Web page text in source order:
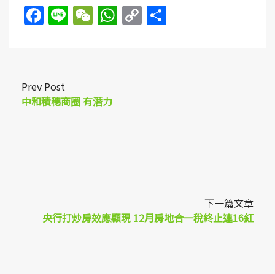
Facebook
LineWeChat
WhatsApp
Copy
Link
Prev Post
中和積穗商圈 有潛力
下一篇文章
央行打炒房效應顯現 12月房地合一稅終止連16紅